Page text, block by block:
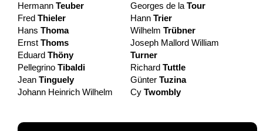
Hermann Teuber
Fred Thieler
Hans Thoma
Ernst Thoms
Eduard Thöny
Pellegrino Tibaldi
Jean Tinguely
Johann Heinrich Wilhelm
Georges de la Tour
Hann Trier
Wilhelm Trübner
Joseph Mallord William
Turner
Richard Tuttle
Günter Tuzina
Cy Twombly